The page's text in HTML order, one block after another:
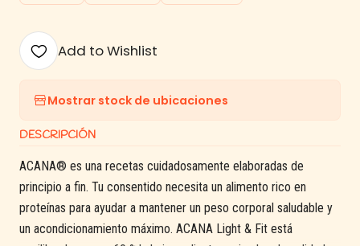
Add to Wishlist
Mostrar stock de ubicaciones
DESCRIPCIÓN
ACANA® es una recetas cuidadosamente elaboradas de
principio a fin. Tu consentido necesita un alimento rico en
proteínas para ayudar a mantener un peso corporal saludable y
un acondicionamiento máximo. ACANA Light & Fit está